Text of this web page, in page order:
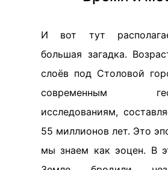
И вот тут
большая загадка.
слоёв под Столовой
современным
исследованиям,
55 миллионов лет. Это
мы знаем как эоцен. В